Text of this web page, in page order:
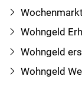
Wochenmarkt
Wohngeld
Wohngeld
Wohngeld